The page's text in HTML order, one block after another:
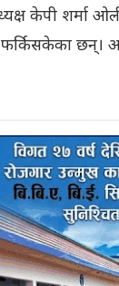
केपी शर्मा
छन्।